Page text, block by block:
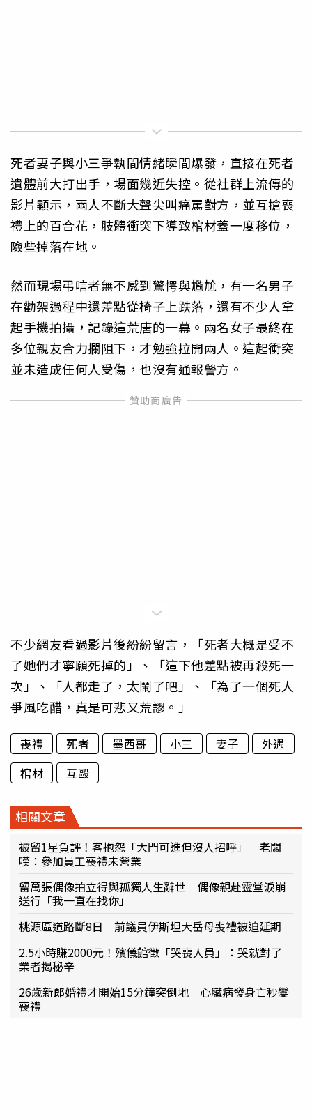
死者妻子與小三爭執間情緒瞬間爆發，直接在死者
遺體前大打出手，場面幾近失控。從社群上流傳的
影片顯示，兩人不斷大聲尖叫痛罵對方，並互搶喪
禮上的百合花，肢體衝突下導致棺材蓋一度移位，
險些掉落在地。
然而現場弔唁者無不感到驚愕與尷尬，有一名男子
在勸架過程中還差點從椅子上跌落，還有不少人拿
起手機拍攝，記錄這荒唐的一幕。兩名女子最終在
多位親友合力攔阻下，才勉強拉開兩人。這起衝突
並未造成任何人受傷，也沒有通報警方。
不少網友看過影片後紛紛留言，「死者大概是受不
了她們才寧願死掉的」、「這下他差點被再殺死一
次」、「人都走了，太鬧了吧」、「為了一個死人
爭風吃醋，真是可悲又荒謬。」
喪禮 死者 墨西哥 小三 妻子
外遇
棺材
互毆
相關文章
被留1星負評！客抱怨「大門可進但沒人招呼」 老闆
嘆：參加員工喪禮未營業
留萬張偶像拍立得與孤獨人生辭世 偶像親赴靈堂淚崩
送行「我一直在找你」
桃源區道路斷8日 前議員伊斯坦大岳母喪禮被迫延期
2.5小時賺2000元！殯儀館徵「哭喪人員」：哭就對了
業者揭秘辛
26歲新郎婚禮才開始15分鐘突倒地 心臟病發身亡秒變
喪禮